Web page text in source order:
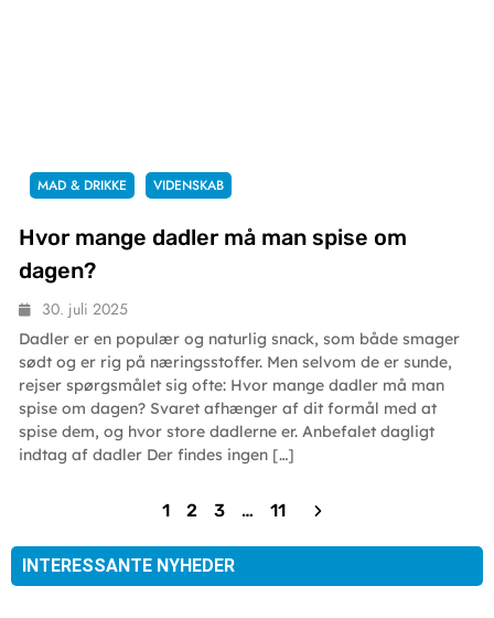
MAD & DRIKKE VIDENSKAB
Hvor mange dadler må man spise om
dagen?
30. juli 2025
Dadler er en populær og naturlig snack, som både smager
sødt og er rig på næringsstoffer. Men selvom de er sunde,
rejser spørgsmålet sig ofte: Hvor mange dadler må man
spise om dagen? Svaret afhænger af dit formål med at
spise dem, og hvor store dadlerne er. Anbefalet dagligt
indtag af dadler Der findes ingen […]
1 2 3 … 11
INTERESSANTE NYHEDER